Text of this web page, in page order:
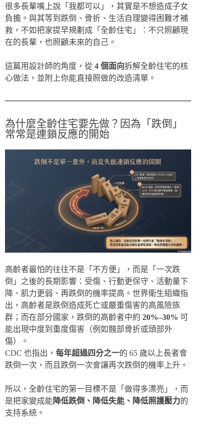
很多長輩嘴上說「我都可以」，其實是不想造成子女
負擔。與其等到跌倒、骨折、生活自理變得困難才補
救，不如把家提早規劃成「全齡住宅」：不只照顧現
在的長輩，也照顧未來的自己。
這篇用設計師的角度，從 4 個面向拆解全齡住宅的核
心做法，並附上你能直接照做的改造清單。
為什麼全齡住宅要先做？因為「跌倒」
常常是連鎖反應的開始
高齡者最怕的往往不是「不方便」，而是「一次跌
倒」之後的長期影響：受傷、行動更保守、活動量下
降、肌力更弱、再跌倒的機率提高。世界衛生組織指
出，高齡者是跌倒造成死亡或嚴重傷害的高風險族
群；而在部分國家，跌倒的高齡者中約 20%–30% 可
能出現中度到重度傷害（例如髖部骨折或頭部外
傷）。
CDC 也指出， 每年超過四分之一的 65 歲以上長者會
跌倒一次，而且跌倒一次會讓再次跌倒的機率上升。
所以，全齡住宅的第一目標不是「做得多漂亮」，而
是把家變成能 降低跌倒、降低失能、降低照護壓力的
支持系統。